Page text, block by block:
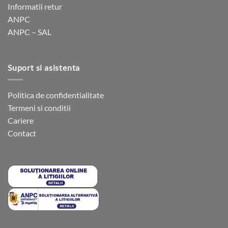
Informatii retur
ANPC
ANPC – SAL
Suport si asistenta
Politica de confidentialitate
Termeni si conditii
Cariere
Contact